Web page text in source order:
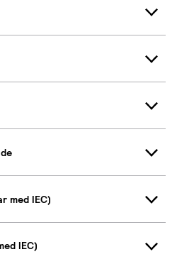
med IEC)
IEC)